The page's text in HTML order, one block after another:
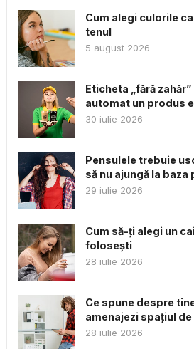
Cum alegi culorile
tenul
5 august 2026
Eticheta „fără
automat un produs
30 iulie 2026
Pensulele trebuie
să nu ajungă la baza
29 iulie 2026
Cum să-ți alegi un
folosești
28 iulie 2026
Ce spune despre
amenajezi spațiul
28 iulie 2026